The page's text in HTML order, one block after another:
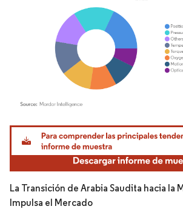
Imagen © Mordor Intelligence. El uso requiere
La Transición de Arabia Saudita hacia la
Impulsa el Mercado